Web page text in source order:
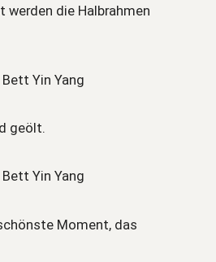
die Halbrahmen
geölt.
Moment, das